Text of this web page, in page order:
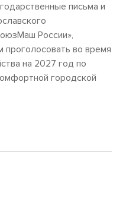
письма и
России»,
во время
на 2027 год по
городской